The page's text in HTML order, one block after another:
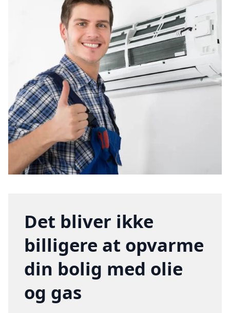
Det bliver ikke
billigere at opvarme
din bolig med olie
og gas